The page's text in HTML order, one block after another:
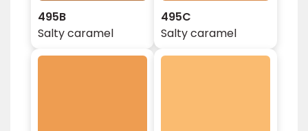
495B
Salty caramel
495C
Salty caramel